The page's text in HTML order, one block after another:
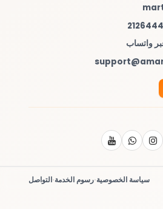
واتساب
سياسة الخصوصية·رسوم الخدمة·التواصل